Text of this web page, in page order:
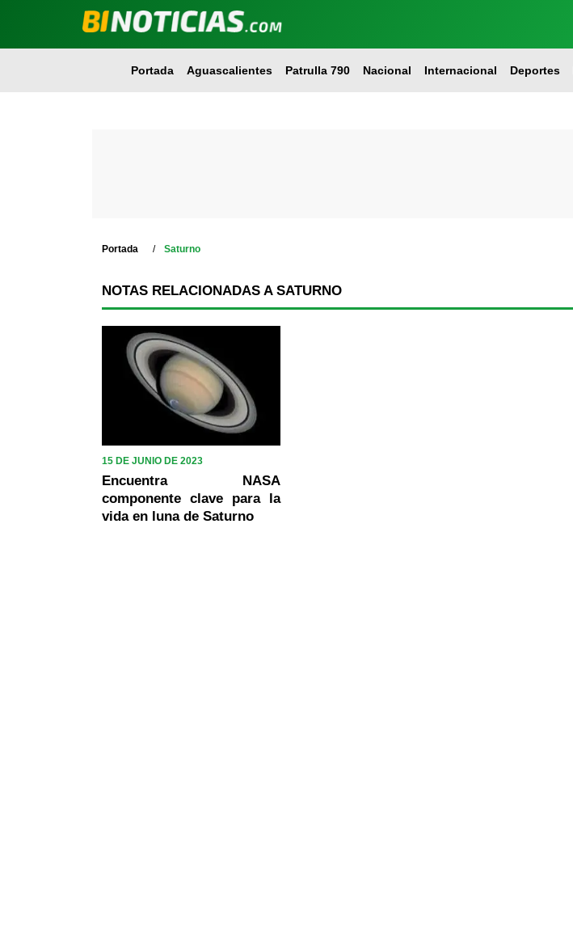
Portada Aguascalientes Patrulla 790 Nacional Internacional Deportes
Portada Saturno
NOTAS RELACIONADAS A SATURNO
15 DE JUNIO DE 2023
Encuentra NASA
componente clave para la
vida en luna de Saturno